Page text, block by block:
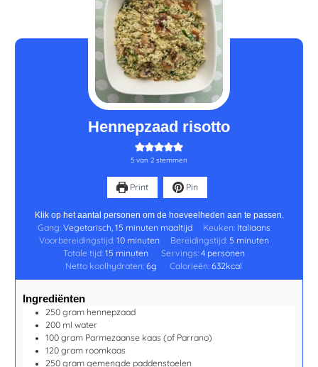
Hennepzaad risotto
5 van 2 stemmen
Print Pin
Klik op het aantal personen om de hoeveelheden aan te passen.
Gang: Vegetarisch, 15 minuten maaltijd Keuken: Italiaans
Voorbereidingstijd: 10
minuten
minuten Bereidingstijd: 5 minuten
Totale tijd: 15
minuten
minuten Servings: 4 personen
Netto koolhydraten:6g Calorieën: 632kcal
Ingrediënten
250 gram hennepzaad
200 ml water
100 gram Parmezaanse kaas (of Parrano)
120 gram roomkaas
250 gram gemengde paddenstoelen